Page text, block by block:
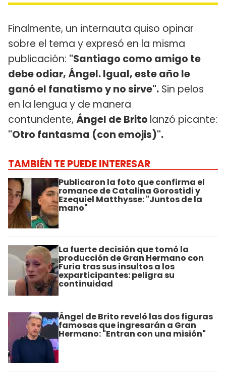
Finalmente, un internauta quiso opinar
sobre el tema y expresó en la misma
publicación: "Santiago como amigo te
debe odiar, Ángel. Igual, este año le
ganó el fanatismo y no sirve". Sin pelos
en la lengua y de manera
contundente, Ángel de Brito lanzó picante:
"Otro fantasma (con emojis)".
TAMBIÉN TE PUEDE INTERESAR
Publicaron la foto que confirma el
romance de Catalina Gorostidi y
Ezequiel Matthysse: "Juntos de la
mano"
La fuerte decisión que tomó la
producción de Gran Hermano con
Furia tras sus insultos a los
exparticipantes: peligra su
continuidad
Ángel de Brito reveló las dos figuras
famosas que ingresarán a Gran
Hermano: "Entran con una misión"